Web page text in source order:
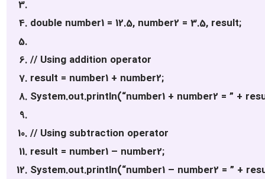
double number1 = 12.5, number2 = 3.5, result;
// Using addition operator
result = number1 + number2;
System.out.println(“number1 + number2 = ” +
// Using subtraction operator
result = number1 – number2;
System.out.println(“number1 – number2 = ” +